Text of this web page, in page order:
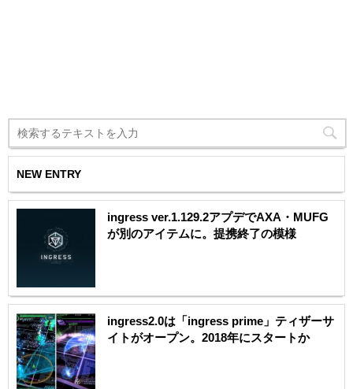
NEW ENTRY
ingress ver.1.129.2アプデでAXA・MUFG
が別のアイテムに。提携終了の模様
ingress2.0は「ingress prime」ティザーサ
イトがオープン。2018年にスタートか